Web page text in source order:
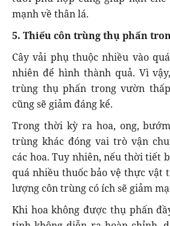
mạnh về thân lá.
5. Thiếu côn trùng thụ phấn
Cây vải phụ thuộc nhiều vào
nhiên để hình thành quả. Vì
trùng thụ phấn trong vườn
cũng sẽ giảm đáng kể.
Trong thời kỳ ra hoa, ong,
trùng khác đóng vai trò vận
các hoa. Tuy nhiên, nếu thời tiết
quá nhiều thuốc bảo vệ thực vật
lượng côn trùng có ích sẽ giảm
Khi hoa không được thụ phấn